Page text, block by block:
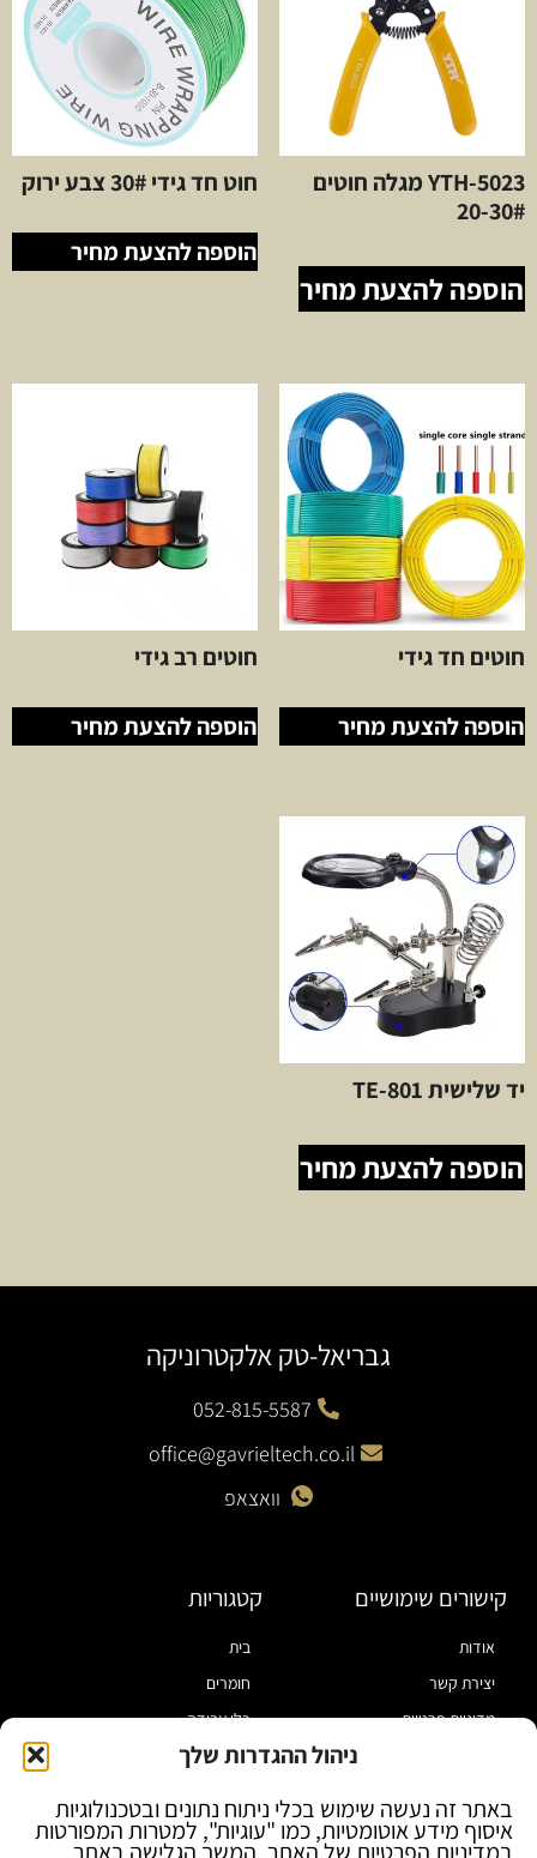
ניהול ההגדרות שלך
באתר זה נעשה שימוש בכלי ניתוח נתונים ובטכנולוגיות
איסוף מידע אוטומטיות, כמו "עוגיות", למטרות המפורטות
במדיניות הפרטיות של האתר. המשך הגלישה באתר
YTH-5023 מגלה חוטים
20-30#
הוספה להצעת מחיר
חוט חד גידי 30# צבע ירוק
הוספה להצעת מחיר
חוטים חד גידי
הוספה להצעת מחיר
חוטים רב גידי
הוספה להצעת מחיר
יד שלישית TE-801
הוספה להצעת מחיר
גבריאל-טק אלקטרוניקה
052-815-5587
office@gavrieltech.co.il
וואצאפ
קישורים שימושיים
אודות
יצירת קשר
מדיניות פרטיות
בלוג
קטגוריות
בית
חומרים
כלי עבודה
מוצרי הלחמה
ספקי כח ומודדים